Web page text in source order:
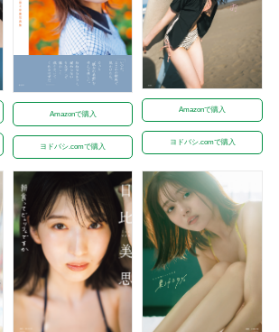
Amazonで購入
ヨドバシ.comで購入
Amazonで購入
ヨドバシ.comで購入